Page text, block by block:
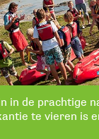
in de prachtige
te vieren is